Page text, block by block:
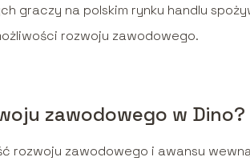
graczy na polskim rynku handlu
rozwoju zawodowego.
zawodowego w Dino?
rozwoju zawodowego i awansu